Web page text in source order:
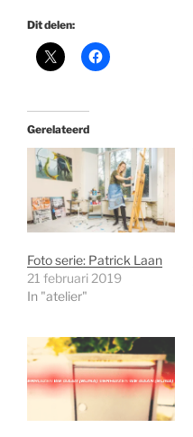
Dit delen:
Gerelateerd
Foto serie: Patrick Laan
21 februari 2019
In "atelier"